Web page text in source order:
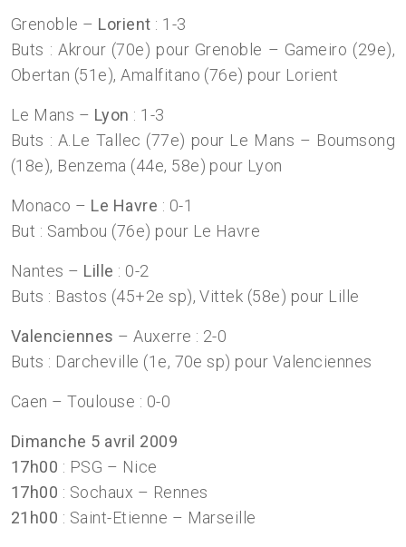
Grenoble – Lorient : 1-3
Buts : Akrour (70e) pour Grenoble – Gameiro (29e),
Obertan (51e), Amalfitano (76e) pour Lorient
Le Mans – Lyon : 1-3
Buts : A.Le Tallec (77e) pour Le Mans – Boumsong
(18e), Benzema (44e, 58e) pour Lyon
Monaco – Le Havre : 0-1
But : Sambou (76e) pour Le Havre
Nantes – Lille : 0-2
Buts : Bastos (45+2e sp), Vittek (58e) pour Lille
Valenciennes – Auxerre : 2-0
Buts : Darcheville (1e, 70e sp) pour Valenciennes
Caen – Toulouse : 0-0
Dimanche 5 avril 2009
17h00 : PSG – Nice
17h00 : Sochaux – Rennes
21h00 : Saint-Etienne – Marseille